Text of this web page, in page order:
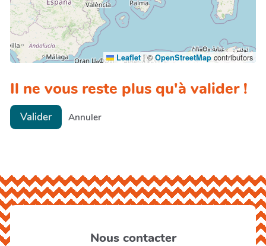
Leaflet |©OpenStreetMap contributors
Il ne vous reste plus qu'à valider !
Valider Annuler
Nous contacter